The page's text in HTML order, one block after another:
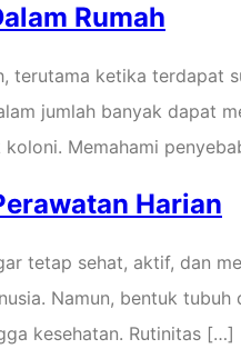
Rumah
terutama ketika terdapat
jumlah banyak dapat
Memahami
Harian
tetap sehat, aktif, dan
Namun, bentuk
kesehatan. Rutinitas […]